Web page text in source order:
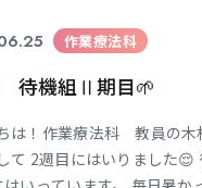
作業療法科
待機組Ⅱ期目🌱
は！作業療法科 教員の
て 2週目にはいりました